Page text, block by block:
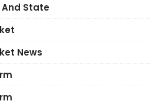
And State
News